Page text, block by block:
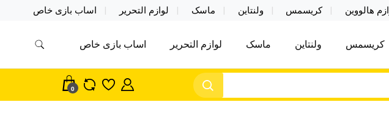
هالووین کریسمس ولنتاین ماسک لوازم التحریر اساب بازی خاص
اکسسوری ماسک
تاین کادویی کریسمس اکسسوری ماسک در واردات مستقیم
کریسمس ولنتاین ماسک لوازم التحریر اساب بازی خاص
0